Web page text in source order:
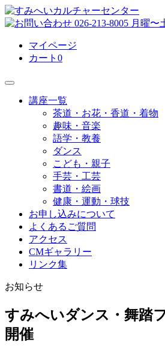
マイページ
カート 0
講座一覧
茶道・お花・香道・着物
趣味・音楽
語学・教養
ダンス
こども・親子
手芸・工芸
書道・絵画
健康・運動・球技
お申し込みについて
よくあるご質問
アクセス
CMギャラリー
リンク集
お知らせ
すみへいダンス・舞踏
開催